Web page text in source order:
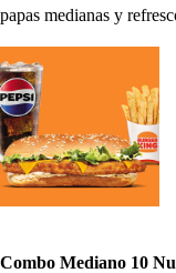
papas medianas y
Combo Mediano 10